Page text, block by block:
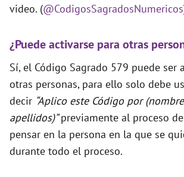
video. (@CodigosSagradosNumericos
¿Puede activarse para otras
Sí, el Código Sagrado 579 puede ser
otras personas, para ello solo debe
decir “Aplico este Código por
apellidos)”previamente al proceso
pensar en la persona en la que se
durante todo el proceso.